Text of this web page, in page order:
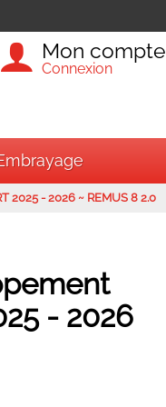
Mon compte
Connexion
2025 - 2026 ~ REMUS 8 2.0
- 2026